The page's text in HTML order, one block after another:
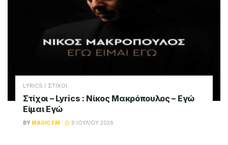
LYRICS / ΣΤΙΧΟΙ
Στίχοι – Lyrics : Νίκος Μακρόπουλος – Εγώ
Είμαι Εγώ
BY MAGIC FM 9 ΙΟΥΛΊΟΥ 2026